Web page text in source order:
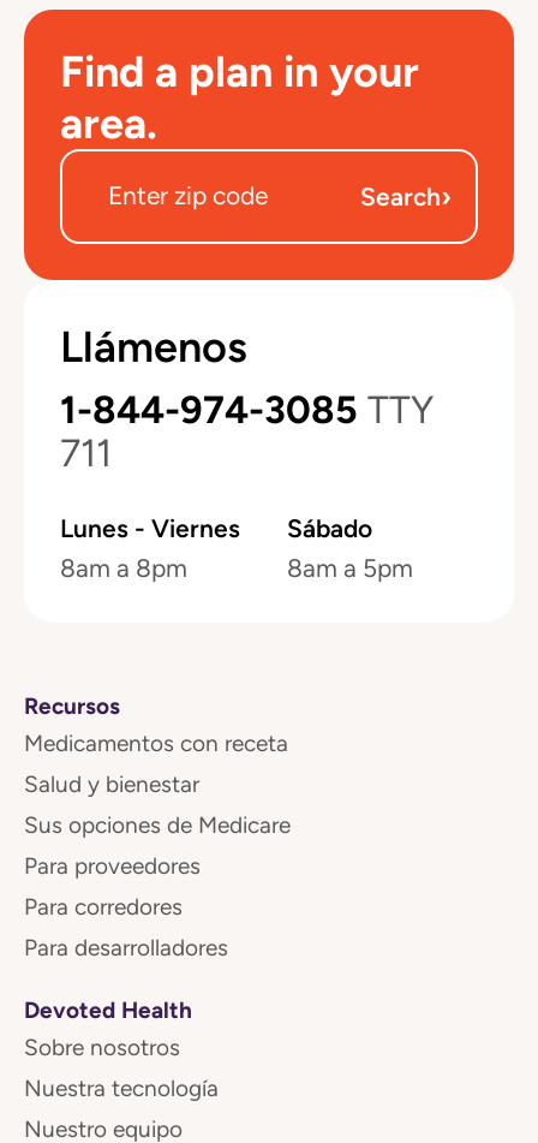
Find a plan in your
area.
Search›
Llámenos
1-844-974-3085 TTY
711
Lunes - Viernes
8am a 8pm
Sábado
8am a 5pm
Recursos
Medicamentos con receta
Salud y bienestar
Sus opciones de Medicare
Para proveedores
Para corredores
Para desarrolladores
Devoted Health
Sobre nosotros
Nuestra tecnología
Nuestro equipo